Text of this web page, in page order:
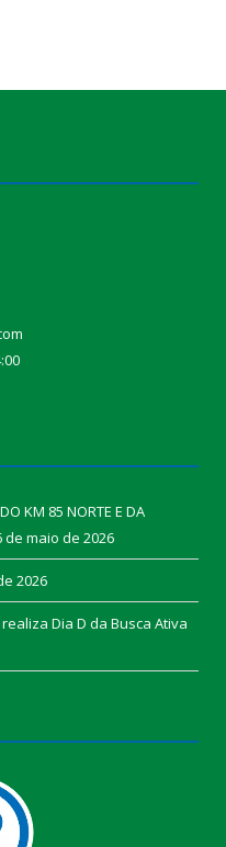
KM 85 NORTE E DA
de maio de 2026
2026
Dia D da Busca Ativa